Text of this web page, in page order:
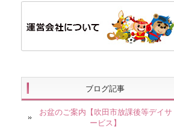
ブログ記事
お盆のご案内【吹田市放課後等デイサ
ービス】